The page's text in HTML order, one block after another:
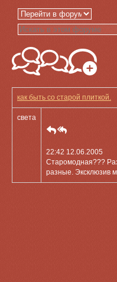
как быть со старой плиткой.
света
22:42 12.06.2005
Старомодная???
разные. Эксклюзив